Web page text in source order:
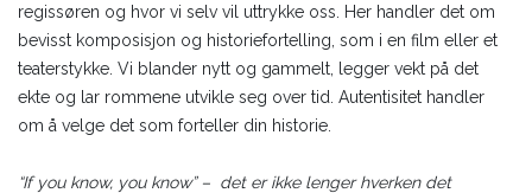
regissøren og hvor vi selv vil uttrykke oss. Her handler det om
bevisst komposisjon og historiefortelling, som i en film eller et
teaterstykke. Vi blander nytt og gammelt, legger vekt på det
ekte og lar rommene utvikle seg over tid. Autentisitet handler
om å velge det som forteller din historie.
“If you know, you know” – det er ikke lenger hverken det